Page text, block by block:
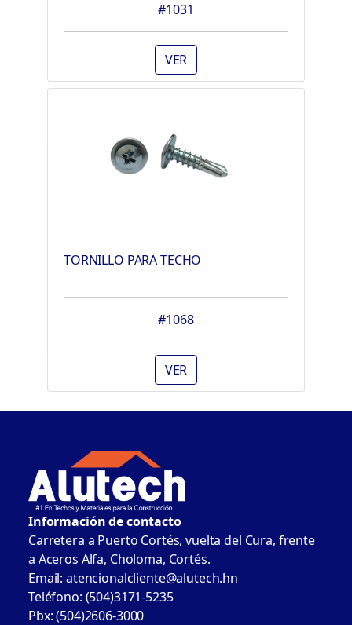
#1031
VER
TORNILLO PARA TECHO
#1068
VER
Información de contacto
Carretera a Puerto Cortés, vuelta del Cura, frente
a Aceros Alfa, Choloma, Cortés.
Email: atencionalcliente@alutech.hn
Teléfono: (504)3171-5235
Pbx: (504)2606-3000